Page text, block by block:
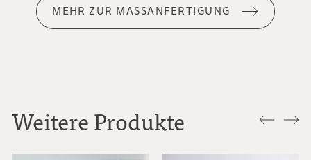
MEHR ZUR MASSANFERTIGUNG
Weitere Produkte